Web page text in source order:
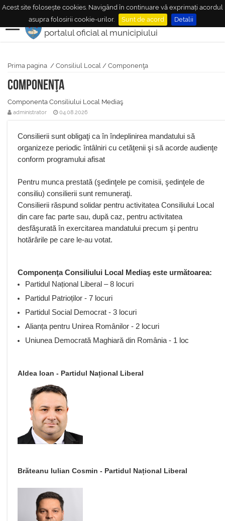
Acest site folosește cookies. Navigând în continuare vă exprimați acordul
asupra folosirii cookie-urilor.
Sunt de acord Detalii
MUNICIPIULMEDIAŞ
portalul oficial al municipiului
Prima pagina / Consiliul Local / Componenţa
Componenţa
Componenta Consiliului Local Mediaş
administrator 04.08.2026
Consilierii sunt obligaţi ca în îndeplinirea mandatului să
organizeze periodic întâlniri cu cetăţenii şi să acorde audienţe
conform programului afisat
Pentru munca prestată (şedinţele pe comisii, şedinţele de
consiliu) consilierii sunt remuneraţi.
Consilierii răspund solidar pentru activitatea Consiliului Local
din care fac parte sau, după caz, pentru activitatea
desfăşurată în exercitarea mandatului precum şi pentru
hotărârile pe care le-au votat.
Componenţa Consiliului Local Mediaş este următoarea:
Partidul Național Liberal – 8 locuri
Partidul Patrioților - 7 locuri
Partidul Social Democrat - 3 locuri
Alianța pentru Unirea Românilor - 2 locuri
Uniunea Democrată Maghiară din România - 1 loc
Aldea Ioan - Partidul Național Liberal
Brăteanu Iulian Cosmin - Partidul Național Liberal